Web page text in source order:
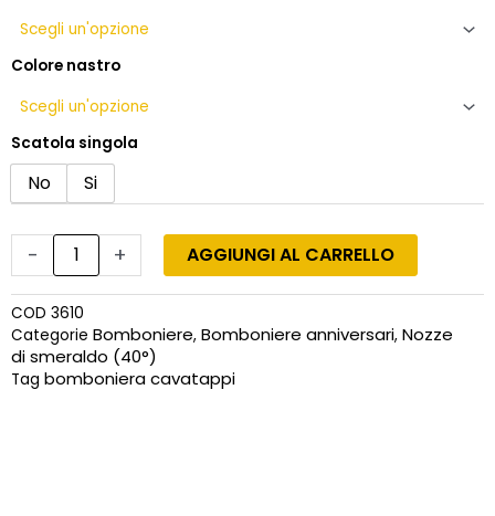
Colore nastro
Scatola singola
No Si
-
di
cuore
+ AGGIUNGI AL CARRELLO
COD 3610
Categorie Bomboniere, Bomboniere anniversari, Nozze
di smeraldo (40°)
Tag bomboniera cavatappi